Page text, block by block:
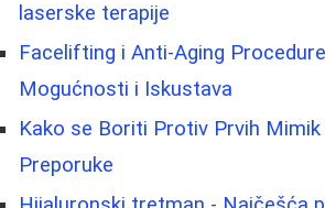
laserske terapije
Facelifting i Anti-Aging
Mogućnosti i Iskustava
Kako se Boriti Protiv Prvih
Preporuke